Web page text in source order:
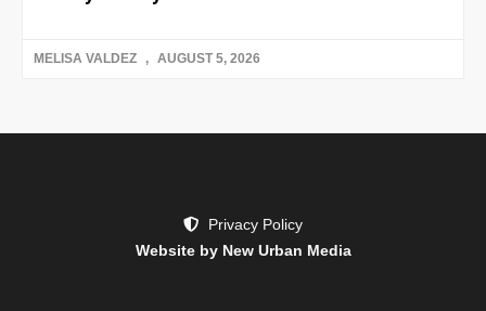
MELISA VALDEZ AUGUST 5, 2026
Privacy Policy
Website by New Urban Media